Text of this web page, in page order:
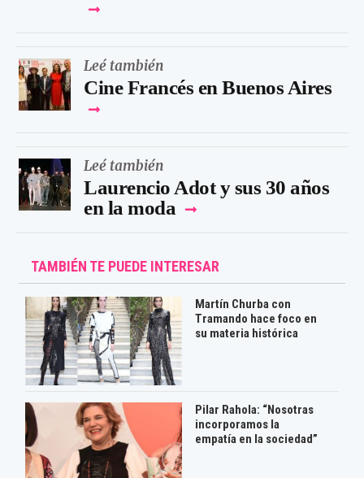
Leé también
Cine Francés en Buenos Aires
Leé también
Laurencio Adot y sus 30 años
en la moda
TAMBIÉN TE PUEDE INTERESAR
Martín Churba con
Tramando hace foco en
su materia histórica
Pilar Rahola: “Nosotras
incorporamos la
empatía en la sociedad”